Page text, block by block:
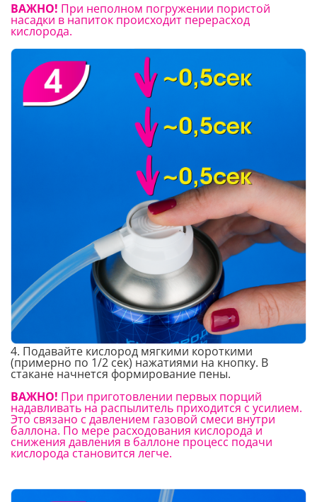
ВАЖНО! При неполном погружении пористой
насадки в напиток происходит перерасход
кислорода.
4. Подавайте кислород мягкими короткими
(примерно по 1/2 сек) нажатиями на кнопку. В
стакане начнется формирование пены.
ВАЖНО! При приготовлении первых порций
надавливать на распылитель приходится с усилием.
Это связано с давлением газовой смеси внутри
баллона. По мере расходования кислорода и
снижения давления в баллоне процесс подачи
кислорода становится легче.